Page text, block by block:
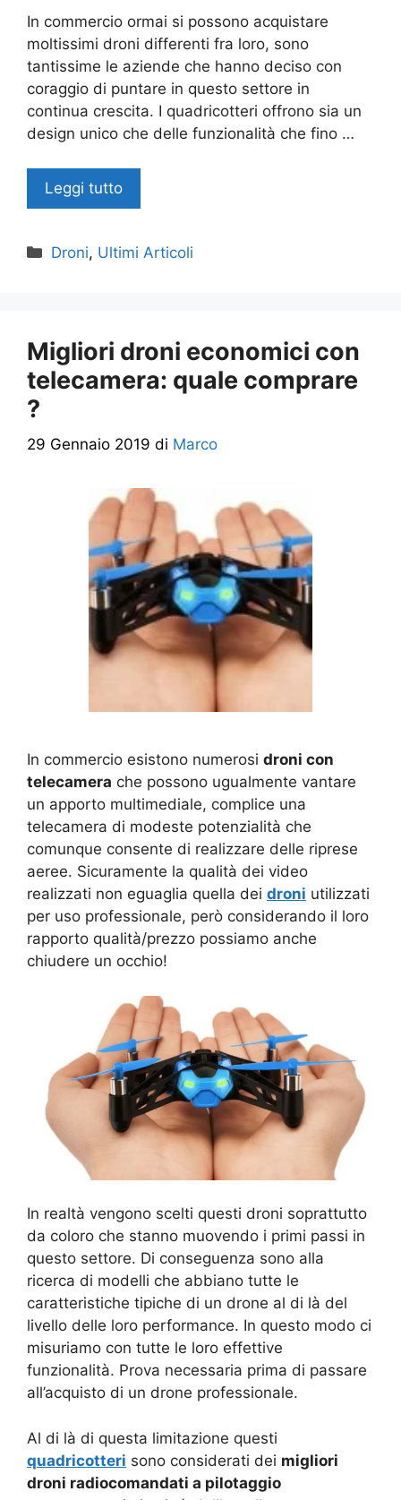
In commercio ormai si possono acquistare
moltissimi droni differenti fra loro, sono
tantissime le aziende che hanno deciso con
coraggio di puntare in questo settore in
continua crescita. I quadricotteri offrono sia un
design unico che delle funzionalità che fino …
Leggi tutto
Categorie
Droni, Ultimi Articoli
Migliori droni economici con
telecamera: quale comprare
?
29 Gennaio 2019 di Marco
In commercio esistono numerosi droni con
telecamera che possono ugualmente vantare
un apporto multimediale, complice una
telecamera di modeste potenzialità che
comunque consente di realizzare delle riprese
aeree. Sicuramente la qualità dei video
realizzati non eguaglia quella dei droni utilizzati
per uso professionale, però considerando il loro
rapporto qualità/prezzo possiamo anche
chiudere un occhio!
In realtà vengono scelti questi droni soprattutto
da coloro che stanno muovendo i primi passi in
questo settore. Di conseguenza sono alla
ricerca di modelli che abbiano tutte le
caratteristiche tipiche di un drone al di là del
livello delle loro performance. In questo modo ci
misuriamo con tutte le loro effettive
funzionalità. Prova necessaria prima di passare
all’acquisto di un drone professionale.
Al di là di questa limitazione questi
quadricotteri sono considerati dei migliori
droni radiocomandati a pilotaggio